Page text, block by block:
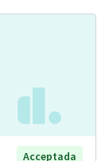
Acceptada